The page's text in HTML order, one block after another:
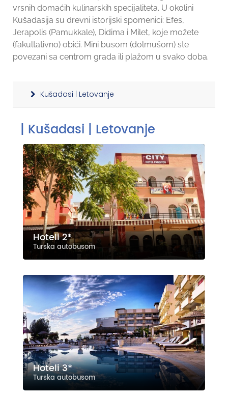
vrsnih domaćih kulinarskih specijaliteta. U okolini
Kušadasija su drevni istorijski spomenici: Efes,
Jerapolis (Pamukkale), Didima i Milet, koje možete
(fakultativno) obići. Mini busom (dolmušom) ste
povezani sa centrom grada ili plažom u svako doba.